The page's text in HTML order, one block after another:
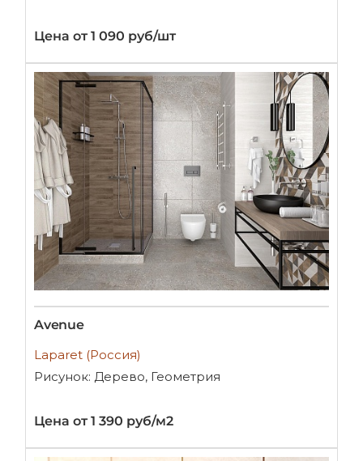
Цена от 1 090 руб/шт
Avenue
Laparet (Россия)
Рисунок: Дерево, Геометрия
Цена от 1 390 руб/м2